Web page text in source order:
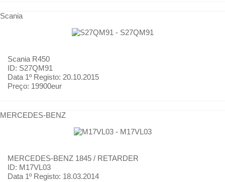
Scania
Scania R450
ID: S27QM91
Data 1º Registo: 20.10.2015
Preço: 19900eur
MERCEDES-BENZ
MERCEDES-BENZ 1845 / RETARDER
ID: M17VL03
Data 1º Registo: 18.03.2014